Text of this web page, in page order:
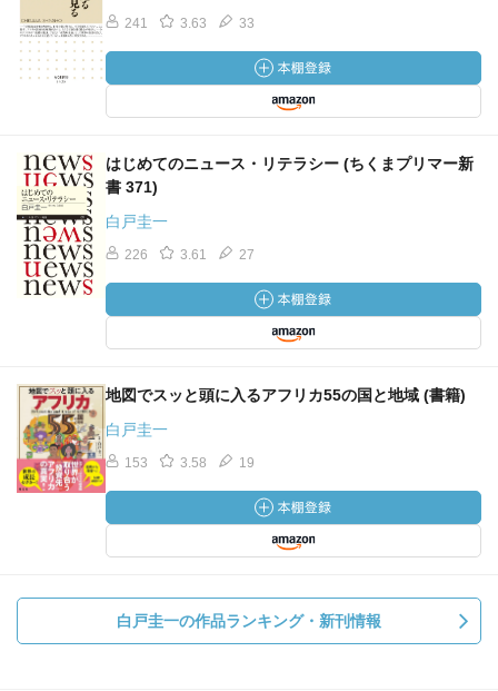
241 3.63 33
はじめてのニュース・リテラシー (ちくまプリマー新
書 371)
白戸圭一
226 3.61 27
地図でスッと頭に入るアフリカ55の国と地域 (書籍)
白戸圭一
153 3.58 19
白戸圭一の作品ランキング・新刊情報